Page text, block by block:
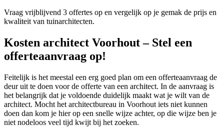
Vraag vrijblijvend 3 offertes op en vergelijk op je gemak de prijs en
kwaliteit van tuinarchitecten.
Kosten architect Voorhout – Stel een
offerteaanvraag op!
Feitelijk is het meestal een erg goed plan om een offerteaanvraag de
deur uit te doen voor de offerte van een architect. In de aanvraag is
het belangrijk dat je voldoende duidelijk maakt wat je wilt van de
architect. Mocht het architectbureau in Voorhout iets niet kunnen
doen dan kom je hier op een snelle wijze achter, op die wijze ben je
niet nodeloos veel tijd kwijt bij het zoeken.